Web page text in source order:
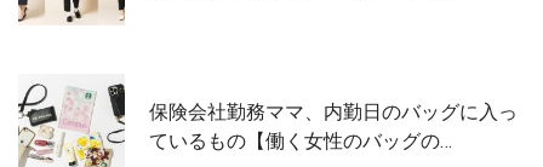
保険会社勤務ママ、内勤日のバッグに入っ
ているもの【働く女性のバッグの…